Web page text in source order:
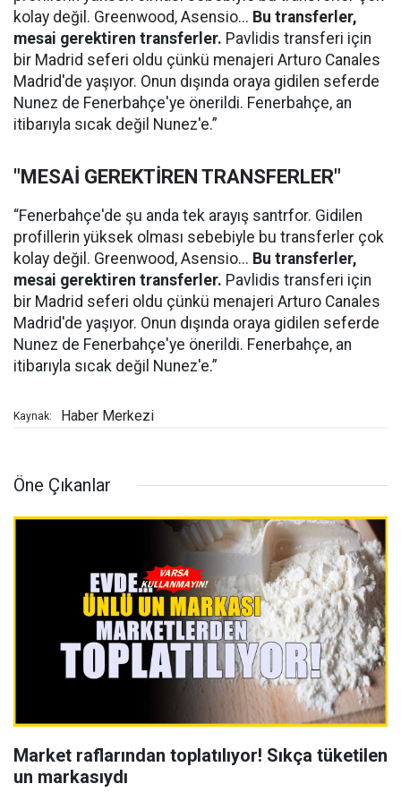
kolay değil. Greenwood, Asensio... Bu transferler,
mesai gerektiren transferler. Pavlidis transferi için
bir Madrid seferi oldu çünkü menajeri Arturo Canales
Madrid'de yaşıyor. Onun dışında oraya gidilen seferde
Nunez de Fenerbahçe'ye önerildi. Fenerbahçe, an
itibarıyla sıcak değil Nunez'e.”
"MESAİ GEREKTİREN TRANSFERLER"
“Fenerbahçe'de şu anda tek arayış santrfor. Gidilen
profillerin yüksek olması sebebiyle bu transferler çok
kolay değil. Greenwood, Asensio... Bu transferler,
mesai gerektiren transferler. Pavlidis transferi için
bir Madrid seferi oldu çünkü menajeri Arturo Canales
Madrid'de yaşıyor. Onun dışında oraya gidilen seferde
Nunez de Fenerbahçe'ye önerildi. Fenerbahçe, an
itibarıyla sıcak değil Nunez'e.”
Kaynak: Haber Merkezi
Öne Çıkanlar
Market raflarından toplatılıyor! Sıkça tüketilen
un markasıydı